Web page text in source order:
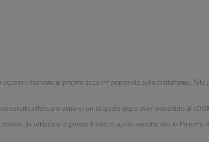
riservato al proprio account personale sulla piattaforma. Tale
effettuare almeno un acquisto dopo aver proceduto al
da utilizzarsi o presso il nostro punto vendita sito in Palermo